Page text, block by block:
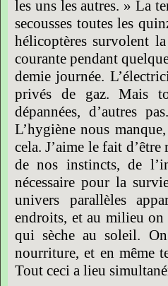
les uns les autres. » La
secousses toutes les
hélicoptères survolent
courante pendant
demie journée.
privés de gaz. Mais
dépannées, d’autres
L’hygiène nous
cela. J’aime le fait
de nos instincts, de
nécessaire pour la
univers parallèles
endroits, et au milieu
qui sèche au soleil.
nourriture, et en même
Tout ceci a lieu